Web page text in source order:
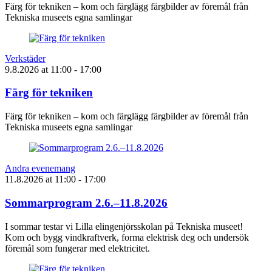
Färg för tekniken – kom och färglägg färgbilder av föremål från
Tekniska museets egna samlingar
Verkstäder
9.8.2026 at 11:00 - 17:00
Färg för tekniken
Färg för tekniken – kom och färglägg färgbilder av föremål från
Tekniska museets egna samlingar
Andra evenemang
11.8.2026 at 11:00 - 17:00
Sommarprogram 2.6.–11.8.2026
I sommar testar vi Lilla elingenjörsskolan på Tekniska museet!
Kom och bygg vindkraftverk, forma elektrisk deg och undersök
föremål som fungerar med elektricitet.